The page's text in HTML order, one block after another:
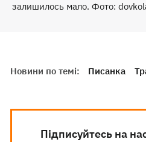
залишилось мало. Фото:
Новини по темі: Писанка
Підписуйтесь на